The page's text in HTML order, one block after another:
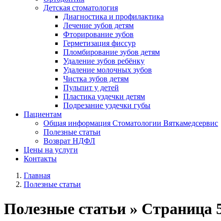
Детская стоматология
Диагностика и профилактика
Лечение зубов детям
Фторирование зубов
Герметизация фиссур
Пломбирование зубов детям
Удаление зубов ребёнку
Удаление молочных зубов
Чистка зубов детям
Пульпит у детей
Пластика уздечки детям
Подрезание уздечки губы
Пациентам
Общая информация Стоматологии Вяткамедсервис
Полезные статьи
Возврат НДФЛ
Цены на услуги
Контакты
Главная
Полезные статьи
Полезные статьи » Страница